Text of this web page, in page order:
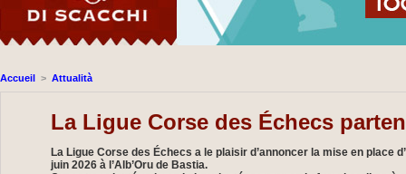
Accueil > Attualità
La Ligue Corse des Échecs
La Ligue Corse des Échecs a le plaisir d’annoncer la mise en place
juin 2026 à l’Alb’Oru de Bastia.